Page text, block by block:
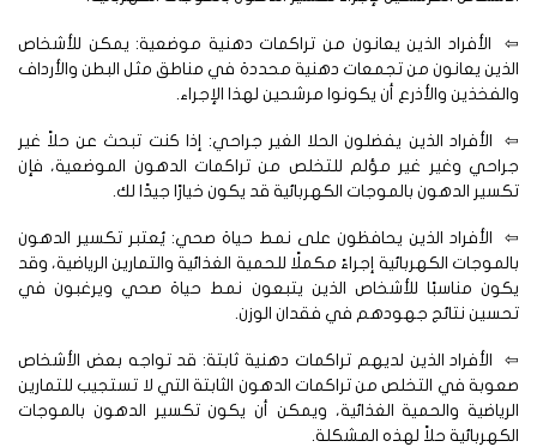
الأفراد الذين يعانون من تراكمات دهنية موضعية: يمكن للأشخاص
يعانون من تجمعات دهنية محددة في مناطق مثل البطن والأرداف
والأذرع أن يكونوا مرشحين لهذا الإجراء.
الأفراد الذين يفضلون الحلا الغير جراحي: إذا كنت تبحث عن حلاً غير
وغير غير مؤلم للتخلص من تراكمات الدهون الموضعية، فإن
الدهون بالموجات الكهربائية قد يكون خيارًا جيدًا لك.
الأفراد الذين يحافظون على نمط حياة صحي: يُعتبر تكسير الدهون
الكهربائية إجراءً مكملًا للحمية الغذائية والتمارين الرياضية، وقد
مناسبًا للأشخاص الذين يتبعون نمط حياة صحي ويرغبون في
نتائج جهودهم في فقدان الوزن.
الأفراد الذين لديهم تراكمات دهنية ثابتة: قد تواجه بعض الأشخاص
في التخلص من تراكمات الدهون الثابتة التي لا تستجيب للتمارين
والحمية الغذائية، ويمكن أن يكون تكسير الدهون بالموجات
حلاً لهذه المشكلة.